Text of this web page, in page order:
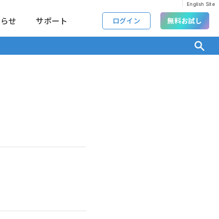
English Site
せ サポート ログイン 無料お試し